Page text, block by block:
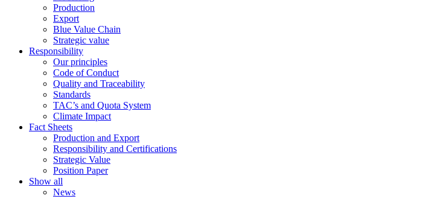
Production
Export
Blue Value Chain
Strategic value
Responsibility
Our principles
Code of Conduct
Quality and Traceability
Standards
TAC’s and Quota System
Climate Impact
Fact Sheets
Production and Export
Responsibility and Certifications
Strategic Value
Position Paper
Show all
News